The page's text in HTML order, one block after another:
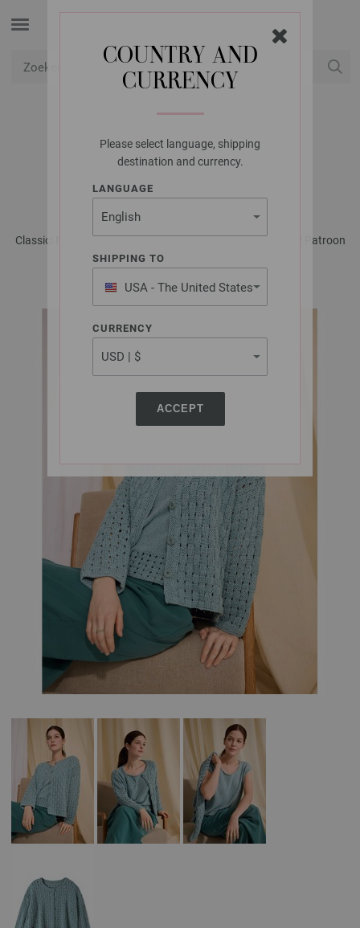
COUNTRY AND
CURRENCY
Please select language, shipping
destination and currency.
LANGUAGE
SHIPPING TO
USA - The United States
of America
CURRENCY
ACCEPT
LANA GROSSA
VEST SETAPURA
Classici No. 28 - Tijdschrift (DE) + Breibeschrijvingen (NL) | Patroon